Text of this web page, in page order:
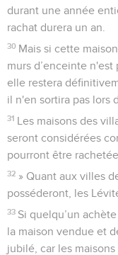
durant une année
rachat durera un an.
30 Mais si cette
murs d’enceinte n'est
elle restera
il n'en sortira pas lors
31 Les maisons des
seront considérées
pourront être
32 » Quant aux villes
posséderont, les
33 Si quelqu’un
la maison vendue et
jubilé, car les